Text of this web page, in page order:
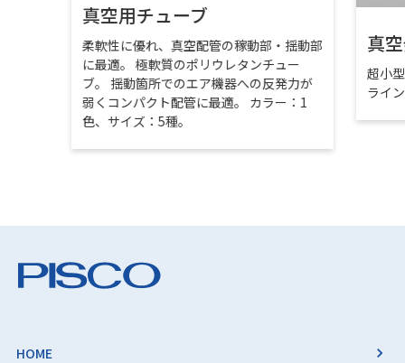
真空用チューブ
柔軟性に優れ、真空配管の稼動部・揺動部
に最適。 極軟質のポリウレタンチュー
ブ。 揺動箇所でのエア機器への反発力が
弱くコンパクト配管に最適。 カラー：1
色、サイズ：5種。
真
超小
ライ
HOME